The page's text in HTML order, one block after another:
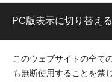
PC版表示に切り替える
このウェブサイトの全て
も無断使用することを禁